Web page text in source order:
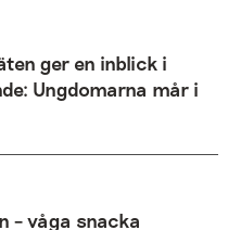
ger en inblick i
Ungdomarna mår i
– våga snacka